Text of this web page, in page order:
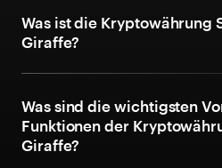
Was ist die Kryptowährung
Giraffe?
Was sind die wichtigsten
Funktionen der
Giraffe?